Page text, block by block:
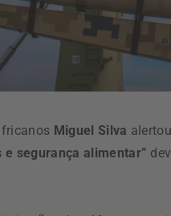
Miguel Silva
segurança alimentar”